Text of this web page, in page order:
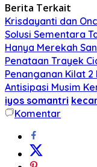
Berita Terkait
Krisdayanti dan
Solusi Sementara
Hanya Merekah
Penataan Trayek
Penanganan Kilat
Antisipasi Musim
iyos somantri
Komentar